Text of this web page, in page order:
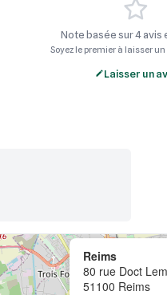
Note basée sur 4 avis
Soyez le premier à laisser
Laisser un
Reims
80 rue Doct
51100 Reims